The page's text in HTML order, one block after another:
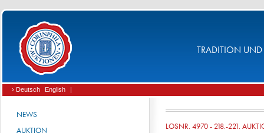
TRADITION UND
› Deutsch English |
NEWS
AUKTION
LOSNR. 4970 - 218.-221.